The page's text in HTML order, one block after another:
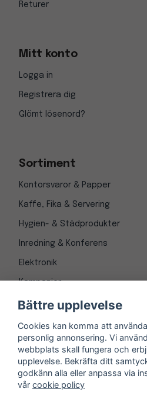
Returer
Mitt konto
Logga in
Registrera dig
Glömt lösenord?
Sortiment
Kontorsvaror & Papper
Kaffe, Fika & Servering
Hygien- & Städprodukter
Inredning & Konferens
Elektronik
Kampanjer
© Copyright 1997-2026
Bättre upplevelse
Cookies kan komma att
personlig annonsering. Vi
webbplats skall fungera och
upplevelse. Bekräfta ditt
godkänn alla eller anpassa via
vår cookie policy